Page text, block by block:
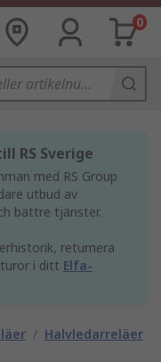
0
RS Sverige
med RS Group
utbud av
bättre tjänster.
returnera
i ditt Elfa-
/ Halvledarreläer